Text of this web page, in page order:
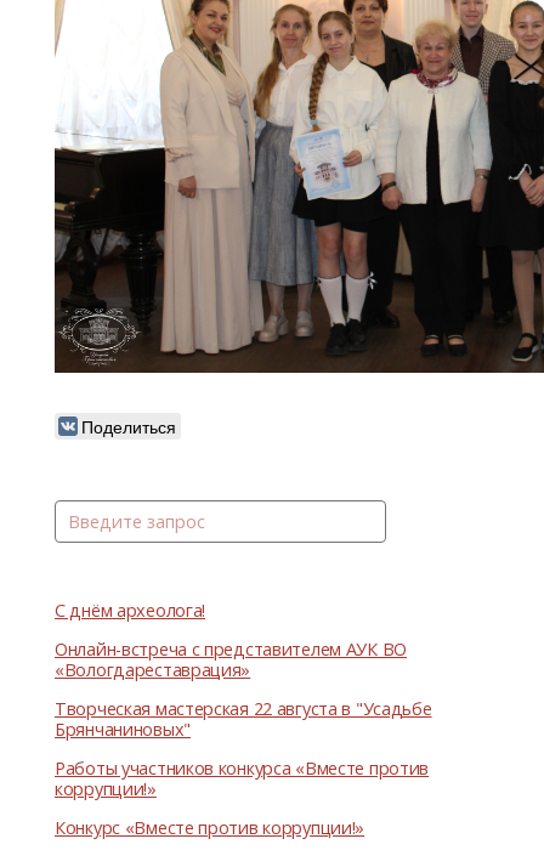
С днём археолога!
Онлайн-встреча с представителем АУК ВО
«Вологдареставрация»
Творческая мастерская 22 августа в "Усадьбе
Брянчаниновых"
Работы участников конкурса «Вместе против
коррупции!»
Конкурс «Вместе против коррупции!»
Поделиться